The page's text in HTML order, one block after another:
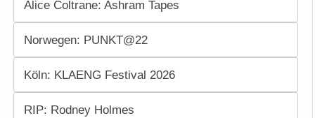
Alice Coltrane: Ashram Tapes
Norwegen: PUNKT@22
Köln: KLAENG Festival 2026
RIP: Rodney Holmes